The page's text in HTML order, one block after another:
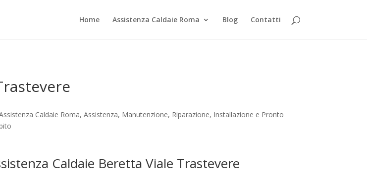
Home Assistenza Caldaie Roma Blog Contatti
Caldaie Roma, Assistenza, Manutenzione, Riparazione, Installazione e Pronto
Caldaie Beretta Viale Trastevere